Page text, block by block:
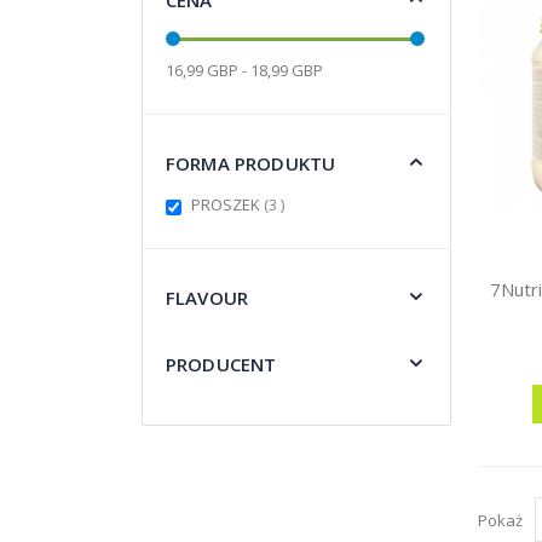
Pokaż
16,99 GBP - 18,99 GBP
FORMA PRODUKTU
PROSZEK 3 items
FLAVOUR
PRODUCENT